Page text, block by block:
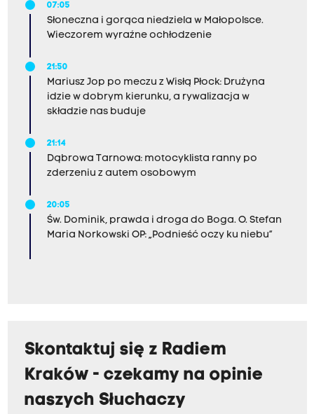
07:05
Słoneczna i gorąca niedziela w Małopolsce.
Wieczorem wyraźne ochłodzenie
21:50
Mariusz Jop po meczu z Wisłą Płock: Drużyna
idzie w dobrym kierunku, a rywalizacja w
składzie nas buduje
21:14
Dąbrowa Tarnowa: motocyklista ranny po
zderzeniu z autem osobowym
20:05
Św. Dominik, prawda i droga do Boga. O. Stefan
Maria Norkowski OP: „Podnieść oczy ku niebu”
Skontaktuj się z Radiem
Kraków - czekamy na opinie
naszych Słuchaczy